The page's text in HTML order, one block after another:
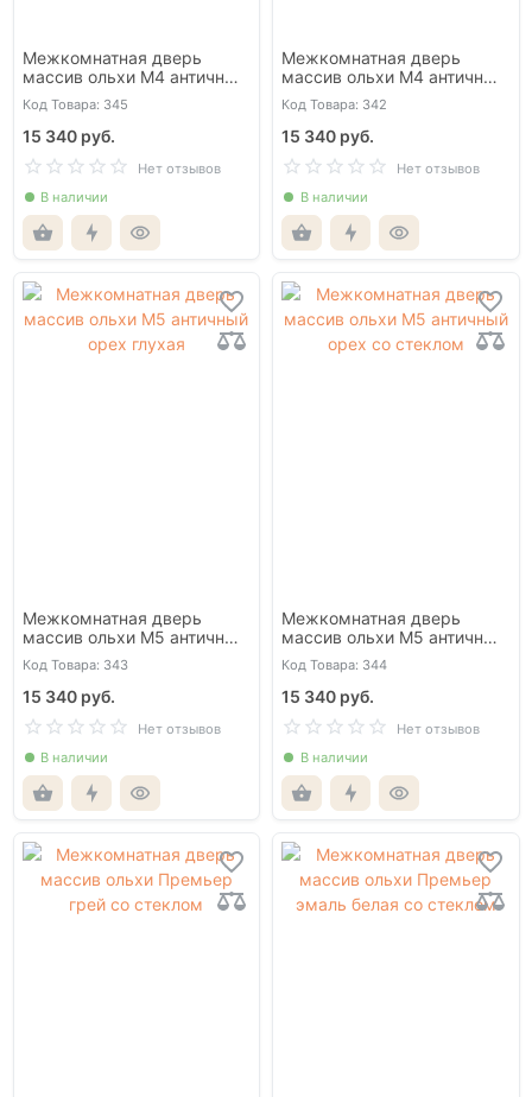
Межкомнатная дверь
массив ольхи М4 античный
орех глухая
Код Товара: 345
15 340 руб.
Нет отзывов
В наличии
Межкомнатная дверь
массив ольхи М4 античный
орех со стеклом
Код Товара: 342
15 340 руб.
Нет отзывов
В наличии
Межкомнатная дверь
массив ольхи М5 античный
орех глухая
Код Товара: 343
15 340 руб.
Нет отзывов
В наличии
Межкомнатная дверь
массив ольхи М5 античный
орех со стеклом
Код Товара: 344
15 340 руб.
Нет отзывов
В наличии